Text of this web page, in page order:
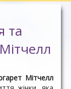
та
Мітчелл